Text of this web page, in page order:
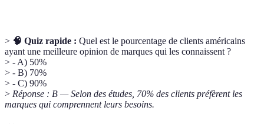
> 🧠 Quiz rapide : Quel est le pourcentage de clients américains
ayant une meilleure opinion de marques qui les connaissent ?
> - A) 50%
> - B) 70%
> - C) 90%
> Réponse : B — Selon des études, 70% des clients préfèrent les
marques qui comprennent leurs besoins.